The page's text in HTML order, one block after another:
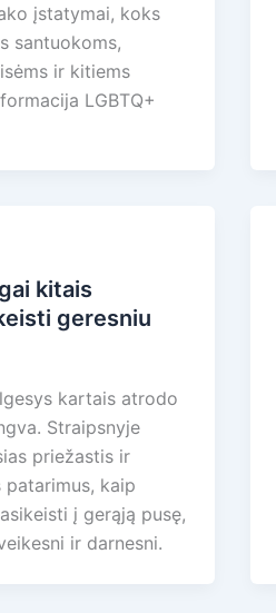
įstatymai, koks
santuokoms,
ir kitiems
LGBTQ+
kitais
geresniu
kartais atrodo
Straipsnyje
priežastis ir
kaip
į gerąją pusę,
ir darnesni.